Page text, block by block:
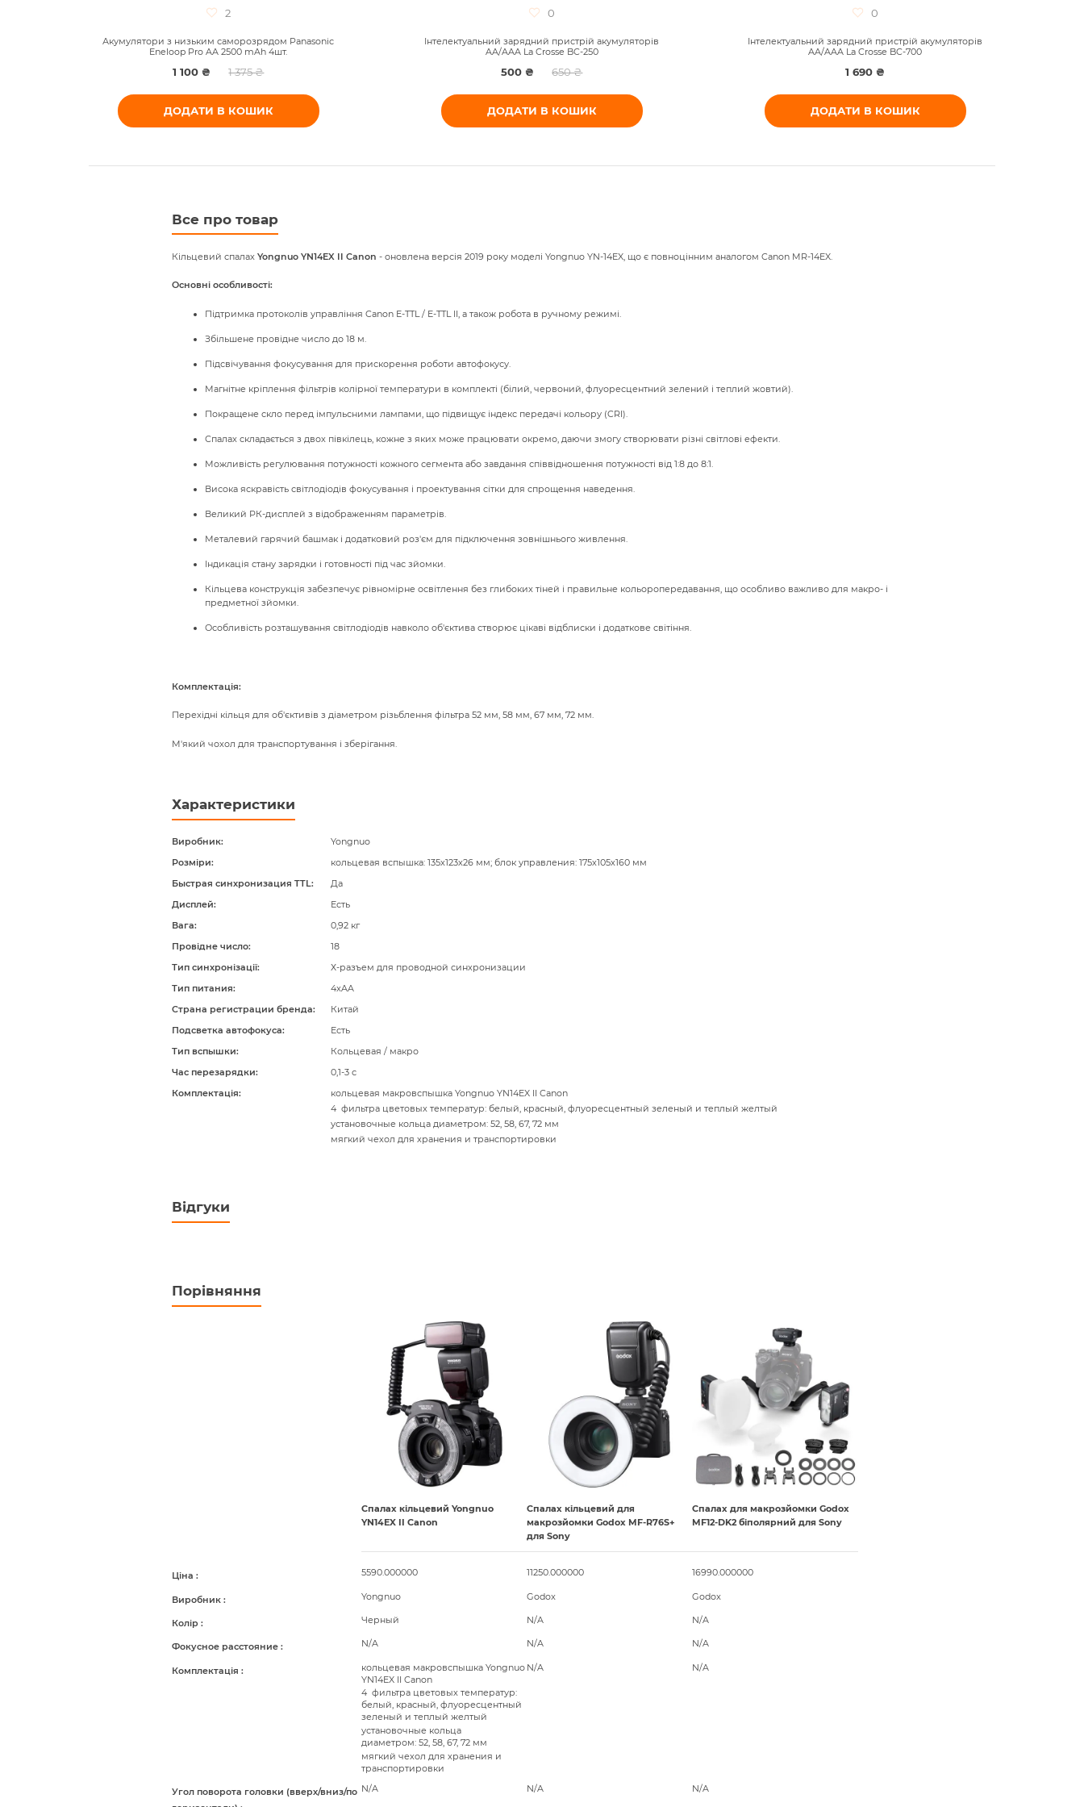
2
Акумулятори з низьким саморозрядом Panasonic
Eneloop Pro AA 2500 mAh 4шт.
1 100 ₴ 1 375 ₴
ДОДАТИ В КОШИК
0
Інтелектуальний зарядний пристрій акумуляторів
AA/AAA La Crosse BC-250
500 ₴ 650 ₴
ДОДАТИ В КОШИК
0
Інтелектуальний зарядний пристрій акумуляторів
AA/AAA La Crosse BC-700
1 690 ₴
ДОДАТИ В КОШИК
Все про товар
Кільцевий спалах Yongnuo YN14EX II Canon - оновлена версія 2019 року моделі Yongnuo YN-14EX, що є повноцінним аналогом Canon MR-14EX.
Основні особливості:
Підтримка протоколів управління Canon E-TTL / E-TTL II, а також робота в ручному режимі.
Збільшене провідне число до 18 м.
Підсвічування фокусування для прискорення роботи автофокусу.
Магнітне кріплення фільтрів колірної температури в комплекті (білий, червоний, флуоресцентний зелений і теплий жовтий).
Покращене скло перед імпульсними лампами, що підвищує індекс передачі кольору (CRI).
Спалах складається з двох півкілець, кожне з яких може працювати окремо, даючи змогу створювати різні світлові ефекти.
Можливість регулювання потужності кожного сегмента або завдання співвідношення потужності від 1:8 до 8:1.
Висока яскравість світлодіодів фокусування і проектування сітки для спрощення наведення.
Великий РК-дисплей з відображенням параметрів.
Металевий гарячий башмак і додатковий роз'єм для підключення зовнішнього живлення.
Індикація стану зарядки і готовності під час зйомки.
Кільцева конструкція забезпечує рівномірне освітлення без глибоких тіней і правильне кольоропередавання, що особливо важливо для макро- і
предметної зйомки.
Особливість розташування світлодіодів навколо об'єктива створює цікаві відблиски і додаткове світіння.
Комплектація:
Перехідні кільця для об'єктивів з діаметром різьблення фільтра 52 мм, 58 мм, 67 мм, 72 мм.
М'який чохол для транспортування і зберігання.
Характеристики
Виробник
Yongnuo
Розміри
кольцевая вспышка: 135х123х26 мм; блок управления: 175х105х160 мм
Быстрая синхронизация TTL
Да
Дисплей
Есть
Вага
0,92 кг
Провідне число
18
Тип синхронізації
Х-разъем для проводной синхронизации
Тип питания
4xAA
Страна регистрации бренда
Китай
Подсветка автофокуса
Есть
Тип вспышки
Кольцевая / макро
Час перезарядки
0,1-3 с
Комплектація
кольцевая макровспышка Yongnuo YN14EX II Canon
4 фильтра цветовых температур: белый, красный, флуоресцентный зеленый и теплый желтый
установочные кольца диаметром: 52, 58, 67, 72 мм
мягкий чехол для хранения и транспортировки
Відгуки
Порівняння
Ціна
Виробник
Колір
Фокусное расстояние
Комплектація
Угол поворота головки (вверх/вниз/по
Спалах кільцевий Yongnuo
YN14EX II Canon
5590.000000
Yongnuo
Черный
N/A
кольцевая макровспышка Yongnuo
YN14EX II Canon
4 фильтра цветовых температур:
белый, красный, флуоресцентный
зеленый и теплый желтый
установочные кольца
диаметром: 52, 58, 67, 72 мм
мягкий чехол для хранения и
транспортировки
N/A
Спалах кільцевий для
макрозйомки Godox MF-R76S+
для Sony
11250.000000
Godox
N/A
N/A
N/A
N/A
Спалах для макрозйомки Godox
MF12-DK2 біполярний для Sony
16990.000000
Godox
N/A
N/A
N/A
N/A